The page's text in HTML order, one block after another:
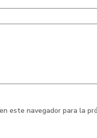
este navegador para la